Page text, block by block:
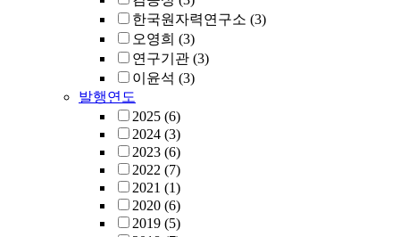
한국원자력연구소 (3)
오영희 (3)
연구기관 (3)
이윤석 (3)
발행연도
2025 (6)
2024 (3)
2023 (6)
2022 (7)
2021 (1)
2020 (6)
2019 (5)